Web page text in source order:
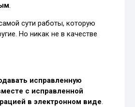
.
сути работы, которую
Но никак не в качестве
исправленную
с исправленной
в электронном виде.